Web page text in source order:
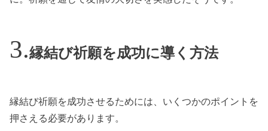
縁結び祈願を成功に導く方法
縁結び祈願を成功させるためには、いくつかのポイントを
押さえる必要があります。